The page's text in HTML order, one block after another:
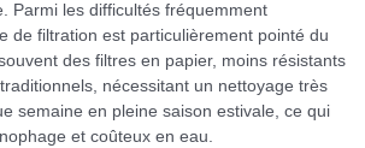
Parmi les difficultés fréquemment
de filtration est particulièrement pointé du
des filtres en papier, moins résistants
nécessitant un nettoyage très
semaine en pleine saison estivale, ce qui
et coûteux en eau.